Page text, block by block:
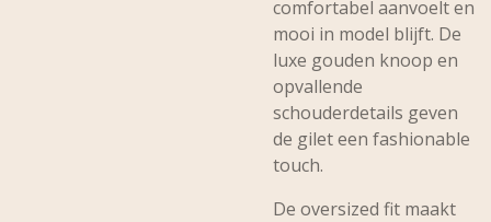
comfortabel aanvoelt en
mooi in model blijft. De
luxe gouden knoop en
opvallende
schouderdetails geven
de gilet een fashionable
touch.
De oversized fit maakt